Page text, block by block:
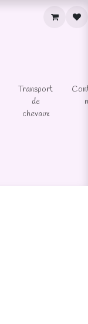
Transport
de
chevaux